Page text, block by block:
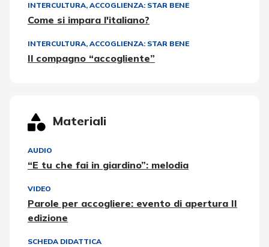
INTERCULTURA, ACCOGLIENZA: STAR BENE
Come si impara l'italiano?
INTERCULTURA, ACCOGLIENZA: STAR BENE
Il compagno “accogliente”
Materiali
AUDIO
“E tu che fai in giardino”: melodia
VIDEO
Parole per accogliere: evento di apertura II
edizione
SCHEDA DIDATTICA